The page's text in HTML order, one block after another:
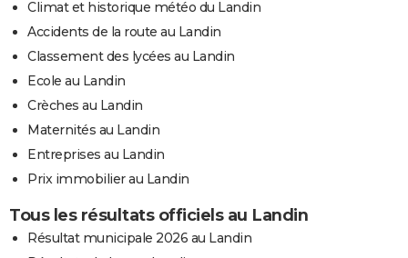
Climat et historique météo du Landin
Accidents de la route au Landin
Classement des lycées au Landin
Ecole au Landin
Crèches au Landin
Maternités au Landin
Entreprises au Landin
Prix immobilier au Landin
Tous les résultats officiels au Landin
Résultat municipale 2026 au Landin